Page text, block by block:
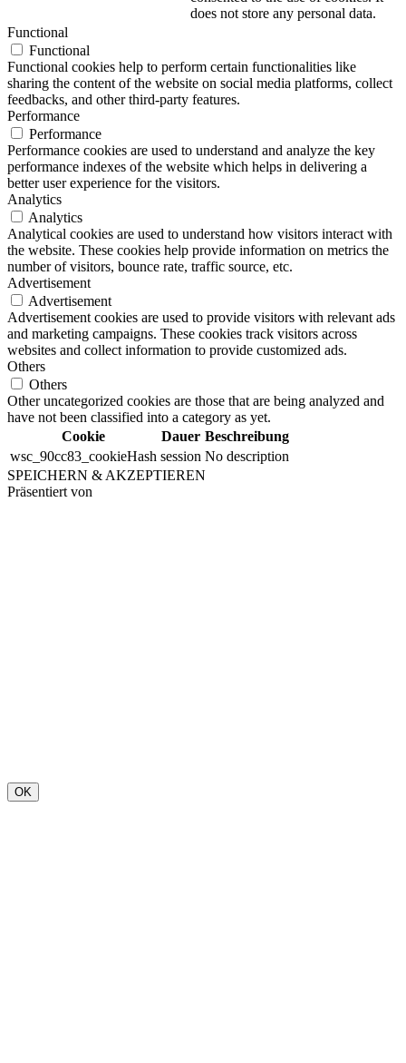
does not store any personal data.
Functional
Functional
Functional cookies help to perform certain functionalities like
sharing the content of the website on social media platforms, collect
feedbacks, and other third-party features.
Performance
Performance
Performance cookies are used to understand and analyze the key
performance indexes of the website which helps in delivering a
better user experience for the visitors.
Analytics
Analytics
Analytical cookies are used to understand how visitors interact with
the website. These cookies help provide information on metrics the
number of visitors, bounce rate, traffic source, etc.
Advertisement
Advertisement
Advertisement cookies are used to provide visitors with relevant ads
and marketing campaigns. These cookies track visitors across
websites and collect information to provide customized ads.
Others
Others
Other uncategorized cookies are those that are being analyzed and
have not been classified into a category as yet.
Cookie
Dauer Beschreibung
wsc_90cc83_cookieHash session No description
SPEICHERN & AKZEPTIEREN
Präsentiert von
OK